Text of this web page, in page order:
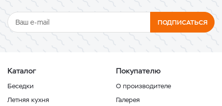
ПОДПИСАТЬСЯ
Каталог
Беседки
Летняя кухня
Покупателю
О производителе
Галерея